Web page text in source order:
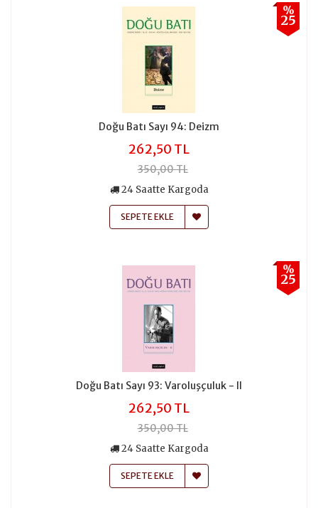
%
25
Doğu Batı Sayı 94: Deizm
262,50 TL
350,00 TL
24 Saatte Kargoda
SEPETE EKLE
%
25
Doğu Batı Sayı 93: Varoluşçuluk - II
262,50 TL
350,00 TL
24 Saatte Kargoda
SEPETE EKLE